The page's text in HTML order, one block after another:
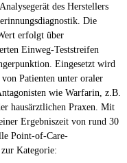
des Herstellers
Die
erfolgt über
Einweg-Teststreifen
Eingesetzt wird
Patienten unter oraler
wie Warfarin, z.B.
hausärztlichen Praxen. Mit
Ergebniszeit von rund 30
Point-of-Care-
Kategorie: